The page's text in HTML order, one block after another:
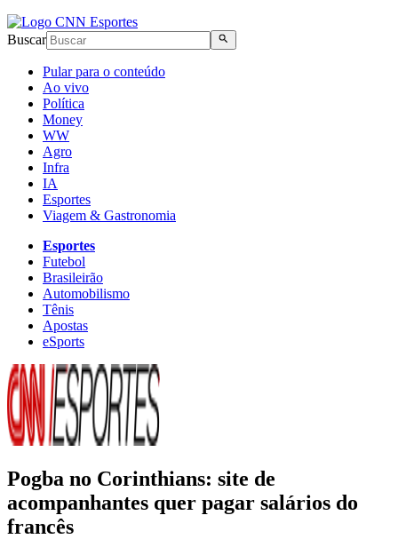
Buscar
Pular para o conteúdo
Ao vivo
Política
Money
WW
Agro
Infra
IA
Esportes
Viagem & Gastronomia
Esportes
Futebol
Brasileirão
Automobilismo
Tênis
Apostas
eSports
Pogba no Corinthians: site de
acompanhantes quer pagar salários do
francês